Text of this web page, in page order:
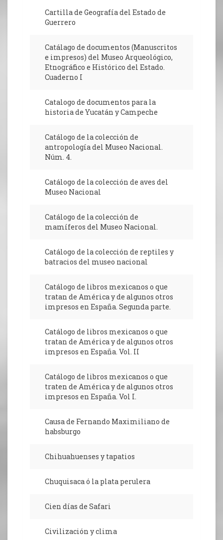
Cartilla de Geografía del Estado de
Guerrero
Catálago de documentos (Manuscritos
e impresos) del Museo Arqueológico,
Etnográfico e Histórico del Estado.
Cuaderno I
Catalogo de documentos para la
historia de Yucatán y Campeche
Catálogo de la colección de
antropología del Museo Nacional.
Núm. 4.
Catálogo de la colección de aves del
Museo Nacional
Catálogo de la colección de
mamíferos del Museo Nacional.
Catálogo de la colección de reptiles y
batracios del museo nacional
Catálogo de libros mexicanos o que
tratan de América y de algunos otros
impresos en España. Segunda parte.
Catálogo de libros mexicanos o que
tratan de América y de algunos otros
impresos en España. Vol. II
Catálogo de libros mexicanos o que
traten de América y de algunos otros
impresos en España. Vol I.
Causa de Fernando Maximiliano de
habsburgo
Chihuahuenses y tapatios
Chuquisaca ó la plata perulera
Cien días de Safari
Civilización y clima